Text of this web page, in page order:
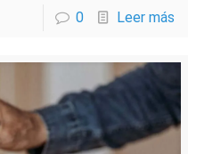
0 Leer más